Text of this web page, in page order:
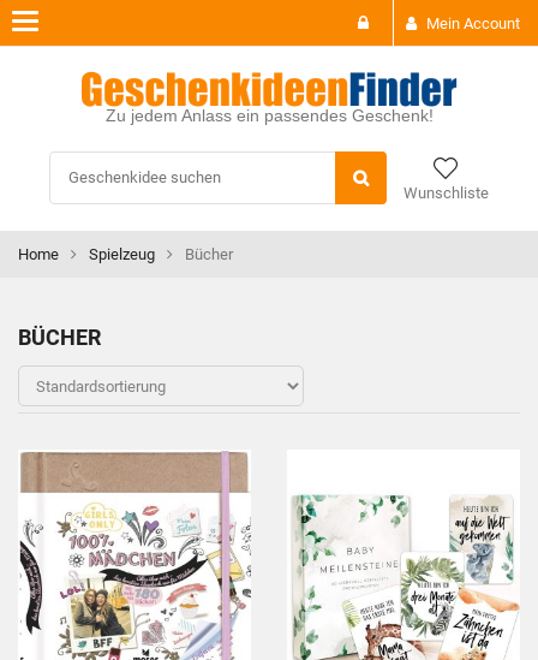
Mein Account
Zu jedem Anlass ein passendes Geschenk!
Wunschliste
Toggle
navigation
Home Spielzeug Bücher
BÜCHER